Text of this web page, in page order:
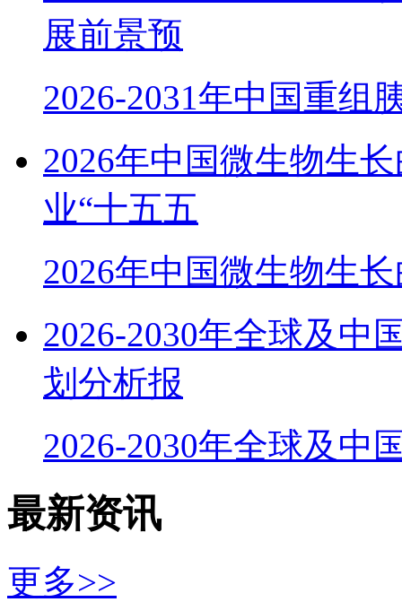
展前景预
2026-2031年中国重组
2026年中国微生物生
业“十五五
2026年中国微生物生
2026-2030年全球及中
划分析报
2026-2030年全球及中
最新资讯
更多>>